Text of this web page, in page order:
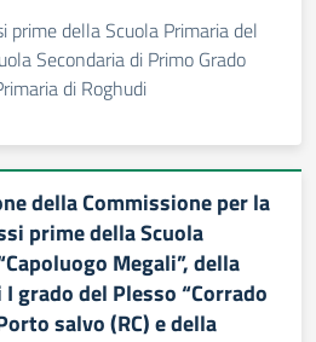
prime della Scuola Primaria del
Secondaria di Primo Grado
di Roghudi
della Commissione per la
prime della Scuola
Megali”, della
grado del Plesso “Corrado
salvo (RC) e della